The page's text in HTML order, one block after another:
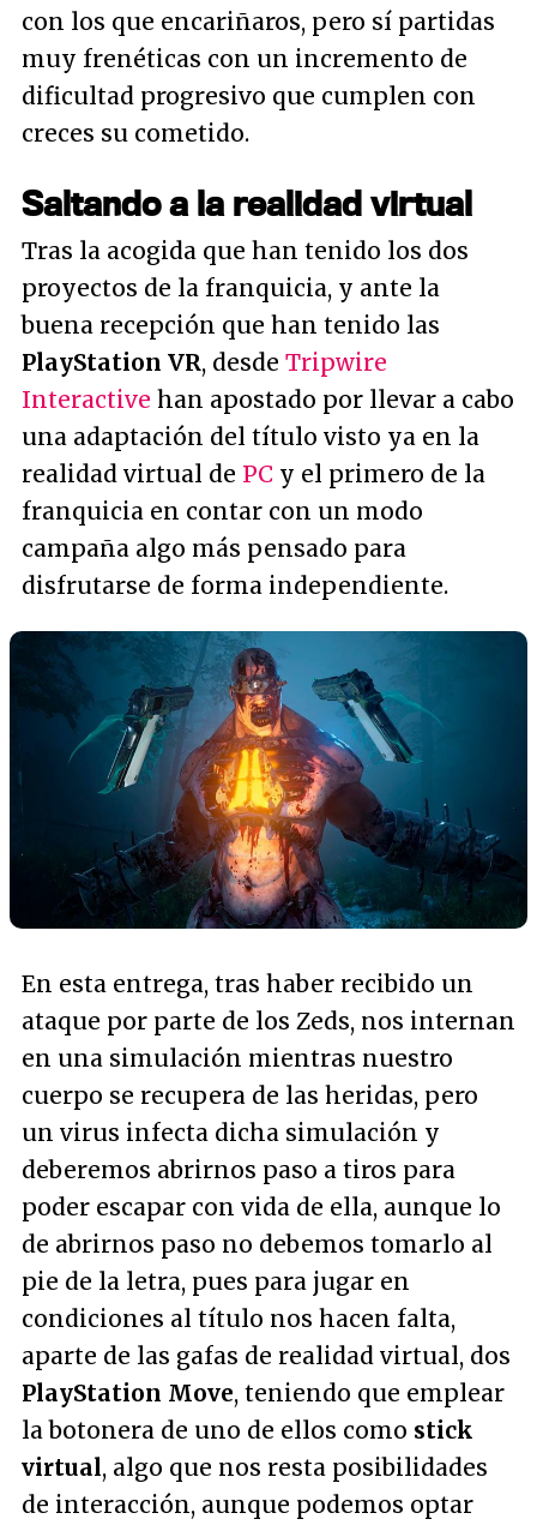
con los que encariñaros, pero sí partidas
muy frenéticas con un incremento de
dificultad progresivo que cumplen con
creces su cometido.
Saltando a la realidad virtual
Tras la acogida que han tenido los dos
proyectos de la franquicia, y ante la
buena recepción que han tenido las
PlayStation VR, desde Tripwire
Interactive han apostado por llevar a cabo
una adaptación del título visto ya en la
realidad virtual de PC y el primero de la
franquicia en contar con un modo
campaña algo más pensado para
disfrutarse de forma independiente.
En esta entrega, tras haber recibido un
ataque por parte de los Zeds, nos internan
en una simulación mientras nuestro
cuerpo se recupera de las heridas, pero
un virus infecta dicha simulación y
deberemos abrirnos paso a tiros para
poder escapar con vida de ella, aunque lo
de abrirnos paso no debemos tomarlo al
pie de la letra, pues para jugar en
condiciones al título nos hacen falta,
aparte de las gafas de realidad virtual, dos
PlayStation Move, teniendo que emplear
la botonera de uno de ellos como stick
virtual, algo que nos resta posibilidades
de interacción, aunque podemos optar